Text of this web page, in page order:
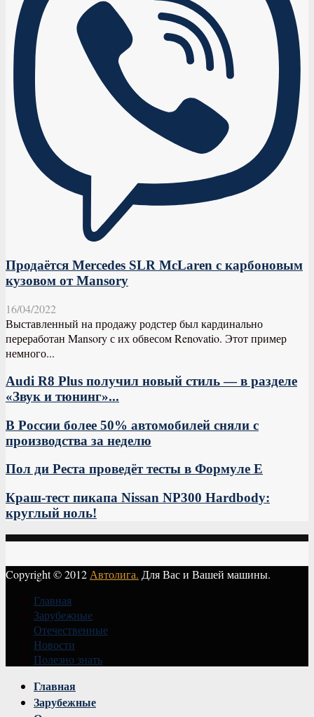
Продаётся Mercedes SLR McLaren с карбоновым
кузовом от Mansory
16/04/2022
Выставленный на продажу родстер был кардинально
переработан Mansory с их обвесом Renovatio. Этот пример
немного...
Audi R8 Plus получил новый стиль — в разделе
«Звук и тюнинг»...
В России более 50% автомобилей сняли с
производства за неделю
Пол ди Реста проведёт тесты в Формуле Е
Краш-тест пикапа Nissan NP300 Hardbody:
круглый ноль!
Copyright © 2012 Автолига. Для Вас и Вашей машины.
Главная
Зарубежные
Отечественные
Новости
Полезно знать
Главная
Зарубежные